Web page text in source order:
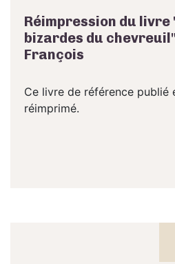
Réimpression du livre
bizardes du
François
Ce livre de référence
réimprimé.